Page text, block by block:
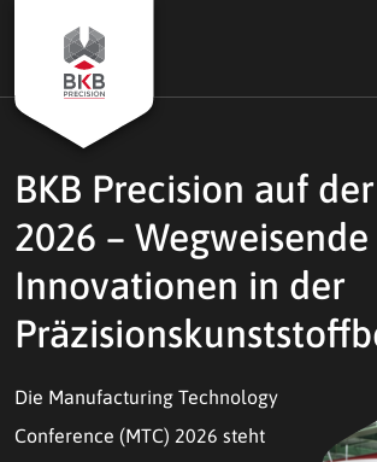
BKB Precision auf
2026 – Wegweisende
Innovationen in der
Die Manufacturing Technology
Conference (MTC) 2026 steht